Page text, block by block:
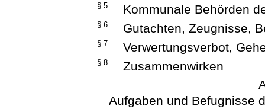
§ 5 Kommunale Behörden
§ 6 Gutachten, Zeugnisse,
§ 7 Verwertungsverbot,
§ 8
Zusammenwirken
Aufgaben und Befugnisse